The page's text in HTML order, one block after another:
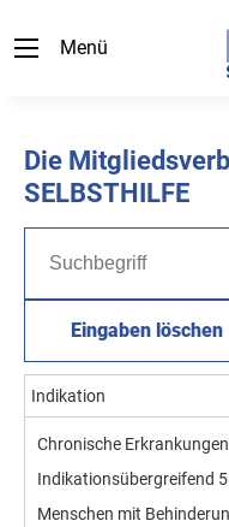
Menü
Die
SELBSTHILFE
Eingaben löschen
Indikation
Chronische Erkrankungen
Indikationsübergreifend 5
Menschen mit